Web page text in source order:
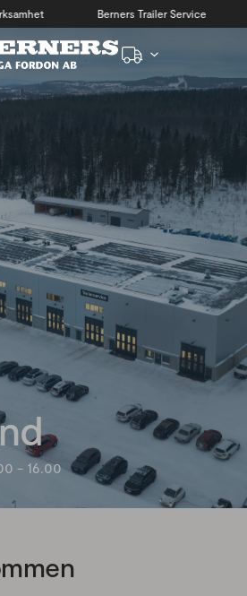
Berners Trailer Service
- 16.00